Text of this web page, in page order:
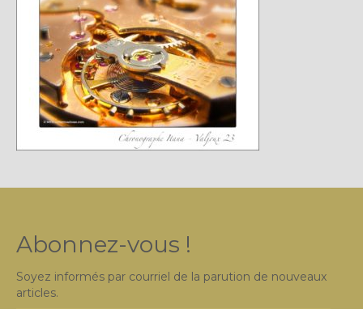
Marques Suisses du XXe siècle
Grands Horlogers
Abraham-Louis Breguet
Christian Gottfried Hahn
Dossiers constructeur
Exemple de tarifs manufacture
Abonnez-vous !
Soyez informés par courriel de la parution de nouveaux
articles.